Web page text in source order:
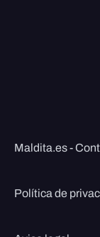
Maldita.es -
Política de